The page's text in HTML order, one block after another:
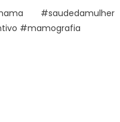
#saudedamulher
#mamografia